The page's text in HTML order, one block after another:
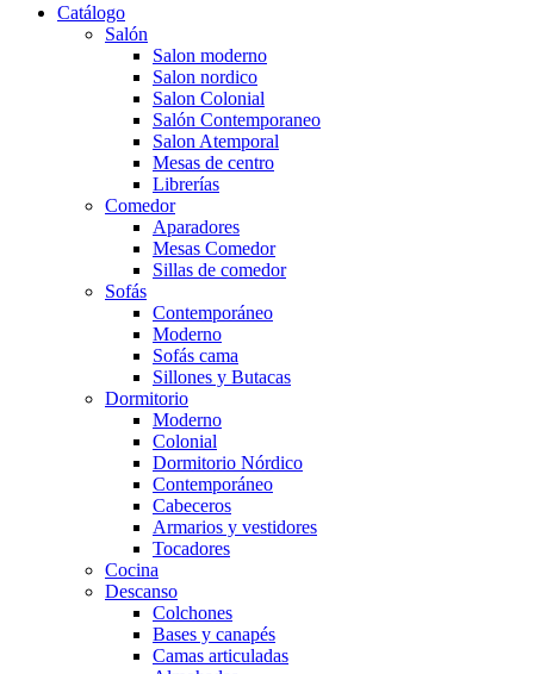
Catálogo
Salón
Salon moderno
Salon nordico
Salon Colonial
Salón Contemporaneo
Salon Atemporal
Mesas de centro
Librerías
Comedor
Aparadores
Mesas Comedor
Sillas de comedor
Sofás
Contemporáneo
Moderno
Sofás cama
Sillones y Butacas
Dormitorio
Moderno
Colonial
Dormitorio Nórdico
Contemporáneo
Cabeceros
Armarios y vestidores
Tocadores
Cocina
Descanso
Colchones
Bases y canapés
Camas articuladas